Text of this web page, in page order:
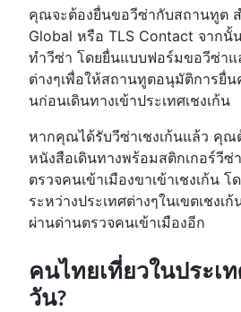
คุณจะต้องยื่นขอวีซ่ากับสถานทูต
Global หรือ TLS Contact จาก
ทำวีซ่า โดยยื่นแบบฟอร์มขอวีซ่าแ
ต่างๆเพื่อให้สถานทูตอนุมัติการยื่น
นก่อนเดินทางเข้าประเทศเชงเก้น
หากคุณได้รับวีซ่าเชงเก้นแล้ว คุณ
หนังสือเดินทางพร้อมสติกเกอร์วีซ่
ตรวจคนเข้าเมืองขาเข้าเชงเก้น
ระหว่างประเทศต่างๆในเขตเชงเ
ผ่านด่านตรวจคนเข้าเมืองอีก
คนไทยเที่ยวในประเ
วัน?